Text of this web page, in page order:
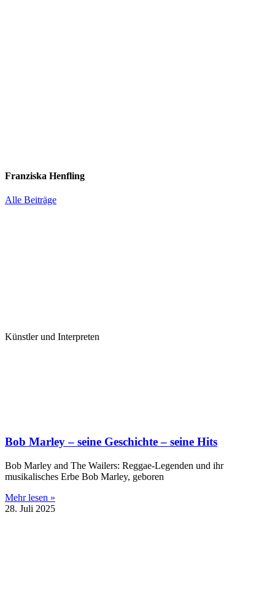
Franziska Henfling
Alle Beiträge
Künstler und Interpreten
Bob Marley – seine Geschichte – seine Hits
Bob Marley and The Wailers: Reggae-Legenden und ihr
musikalisches Erbe Bob Marley, geboren
Mehr lesen »
28. Juli 2025